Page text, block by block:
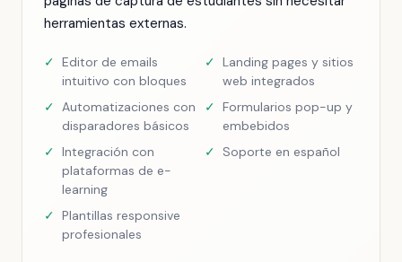
herramientas externas.
✓ Editor de emails
intuitivo con bloques
✓ Landing pages y sitios
web integrados
✓ Automatizaciones con
disparadores básicos
✓ Formularios pop-up y
embebidos
✓ Integración con
plataformas de e-
learning
✓ Soporte en español
✓ Plantillas responsive
profesionales